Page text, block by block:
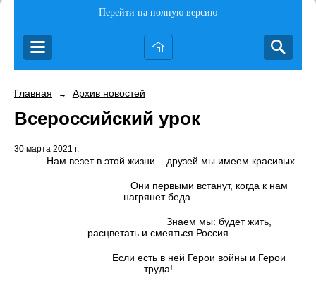
Перейти на полную версию
Главная → Архив новостей
Всероссийский урок
30 марта 2021 г.
Нам везет в этой жизни – друзей мы имеем красивых
Они первыми встанут, когда к нам
нагрянет беда.
Знаем мы: будет жить,
расцветать и смеяться Россия
Если есть в ней Герои войны и Герои
труда!